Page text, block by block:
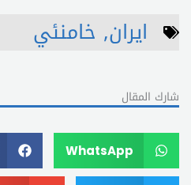
ايران, خامنئي
شارك المقال
WhatsApp